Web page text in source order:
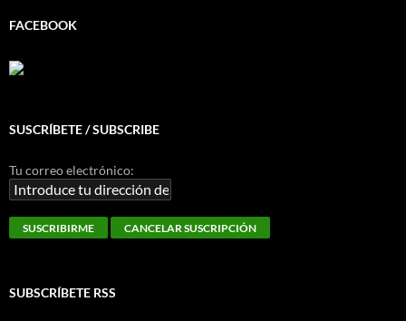
FACEBOOK
SUSCRÍBETE / SUBSCRIBE
Tu correo electrónico:
SUBSCRÍBETE RSS